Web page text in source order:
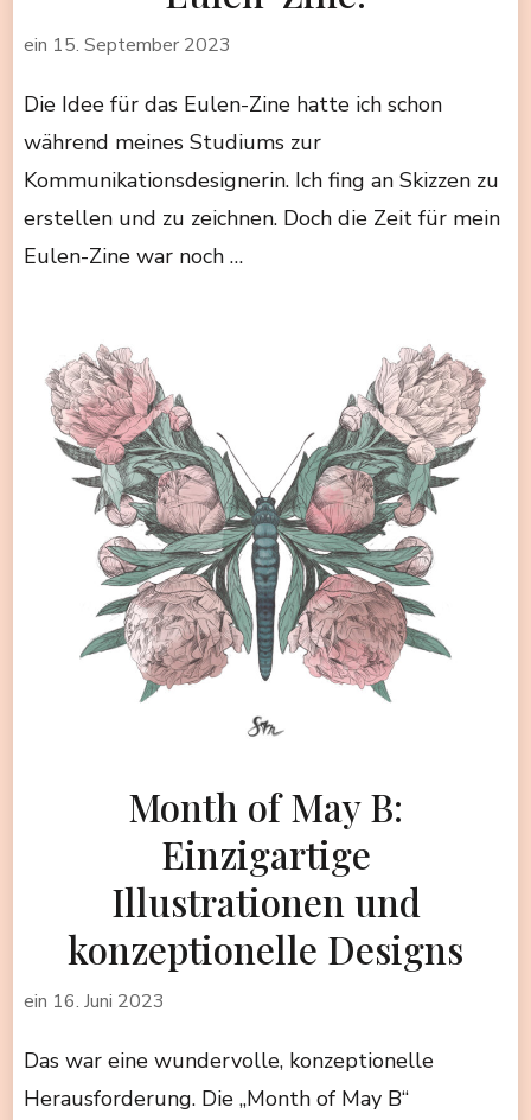
ein 15. September 2023
Die Idee für das Eulen-Zine hatte ich schon
während meines Studiums zur
Kommunikationsdesignerin. Ich fing an Skizzen zu
erstellen und zu zeichnen. Doch die Zeit für mein
Eulen-Zine war noch …
Month of May B:
Einzigartige
Illustrationen und
konzeptionelle Designs
ein 16. Juni 2023
Das war eine wundervolle, konzeptionelle
Herausforderung. Die „Month of May B“